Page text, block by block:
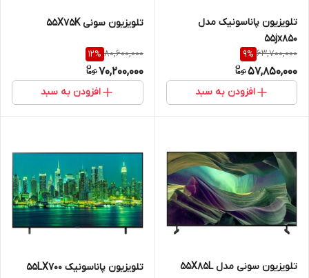
تلویزیون پاناسونیک مدل
55jx850
63,700,000
9%
57,850,000
افزودن به سبد
تلویزیون سونی 55X75K
80,600,000
12%
70,200,000
افزودن به سبد
تلویزیون سونی مدل 55X85L تلویزیون پاناسونیک 55LX700